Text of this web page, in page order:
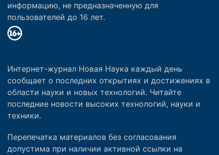
информацию, не предназначенную для
пользователей до 16 лет.
Интернет-журнал Новая Наука каждый день
сообщает о последних открытиях и достижениях в
области науки и новых технологий. Читайте
последние новости высоких технологий, науки и
техники.
Перепечатка материалов без согласования
допустима при наличии активной ссылки на